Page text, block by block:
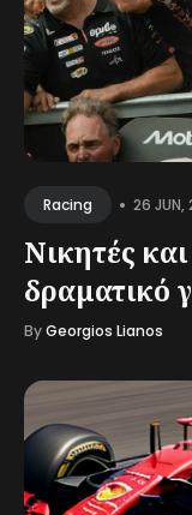
Racing • 26 JUN,
Νικητές
δραματικό
ByGeorgios Lianos